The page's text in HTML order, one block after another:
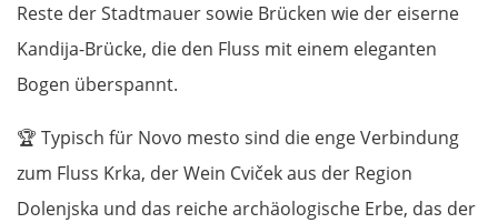
Reste der Stadtmauer sowie Brücken wie der eiserne
Kandija-Brücke, die den Fluss mit einem eleganten
Bogen überspannt.
🏆 Typisch für Novo mesto sind die enge Verbindung
zum Fluss Krka, der Wein Cviček aus der Region
Dolenjska und das reiche archäologische Erbe, das der